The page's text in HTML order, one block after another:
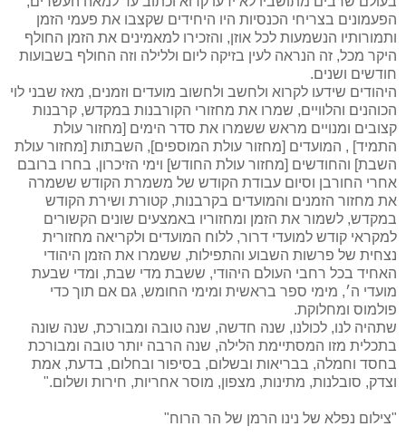
הפעמונים בצריחי הכנסיות היו היחידים שקצבו את פעמי הזמן
ותמורותיו הנשמעות לכל אוזן, והזכירו למאמינים את הזמן החולף
היקר מכל, זה הנראה לעין בזיקה ליום וללילה וזה החולף בשבועות
חודשים ושנים.
היהודים שידעו לקרוא ולחשב ולחשוב מועדים וזמנים, מאז שבני לוי
הכוהנים והלוויים, שמרו את מחזורי הקורבנות במקדש, קרבנות
קצובים ומנויים מראש ששמרו את סדר הימים [מחזור עולת
התמיד] , המועדים [מחזור עולת המוספים], השבתות [מחזור עולת
השבת] והחודשים [מחזור עולת החודש] וימי הזיכרון, בחרו ברובם
אחרי החורבן וסיום עבודת הקודש של משמרת הקודש ששמרה
את מחזור הזמנים והמועדים בקרבנות, קטורת ושירת הקודש
במקדש, לשמור את הזמן ומחזוריו באמצעים שונים הקשורים
למקראי קודש למועדי דרור, ללוח המועדים ולקריאה מחזורית
נצחית של פרשות השבוע והתפילות, ששמרו את הזמן היהודי
האחיד בכל רחבי העולם היהודי, ששבת מדי שבת, ומדי שבעת
מועדי ה׳, מימי ספר בראשית ומימי החומש, גם אם תוך כדי
פולמוס ומחלוקת.
שתהיה לנו, לכולנו, שנה חדשה, שנה טובה ומבורכת, שנה שונה
בתכלית מזו המסתיימת הלילה, שנה הרבה יותר טובה ומבורכת
בחסד וחמלה, בבריאות ובשלום, בסיפור ובחלום, בדעת, אמת
וצדק, סובלנות, מתינות, מצפון, מוסר אחריות, חירות ושלום."
"צילום נפלא של נינו הרמן של הר הרוח"